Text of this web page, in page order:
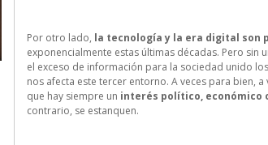
Por otro lado, la tecnología y la era digital son
exponencialmente estas últimas décadas. Pero sin
el exceso de información para la sociedad unido
nos afecta este tercer entorno. A veces para bien,
que hay siempre un interés político, económico
contrario, se estanquen.